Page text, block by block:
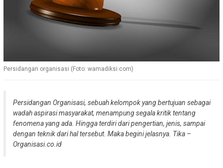
Persidangan organisasi (Foto: wamadiksi.com)
Persidangan Organisasi, sebuah kelompok yang bertujuan sebagai
wadah aspirasi masyarakat, menampung segala kritik tentang
fenomena yang ada. Hingga terdiri dari pengertian, jenis, sampai
dengan teknik dari hal tersebut. Maka begini jelasnya. Tika –
Organisasi.co.id